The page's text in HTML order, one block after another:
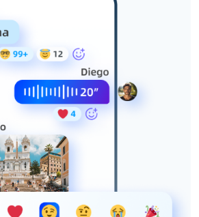
登录即时通讯云
登录客服云